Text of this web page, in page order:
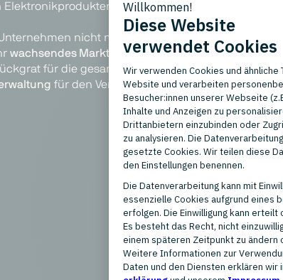
und B-Ware spezialisiert.
nicht nur den
eigenen Onlineshop
wachsendes Marktplatzgeschäft.Dabei fungiert
für die gesamteAuftragsabwicklungsowie
für den Verkauf auf: